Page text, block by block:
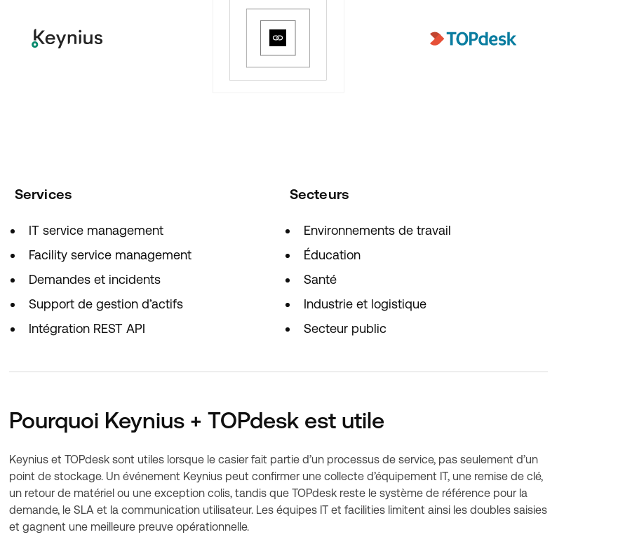
Services
IT service management
Facility service management
Demandes et incidents
Support de gestion d’actifs
Intégration REST API
Secteurs
Environnements de travail
Éducation
Santé
Industrie et logistique
Secteur public
Pourquoi Keynius + TOPdesk est utile
Keynius et TOPdesk sont utiles lorsque le casier fait partie d’un processus de service, pas seulement d’un
point de stockage. Un événement Keynius peut confirmer une collecte d’équipement IT, une remise de clé,
un retour de matériel ou une exception colis, tandis que TOPdesk reste le système de référence pour la
demande, le SLA et la communication utilisateur. Les équipes IT et facilities limitent ainsi les doubles saisies
et gagnent une meilleure preuve opérationnelle.